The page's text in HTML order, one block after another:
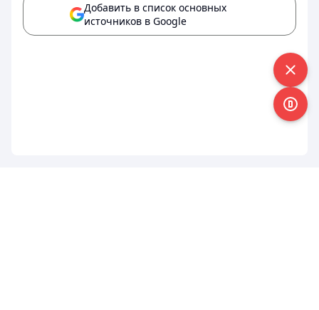
Добавить в список основных
источников в Google